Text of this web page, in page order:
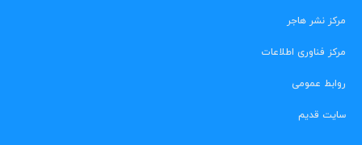
مرکز نشر هاجر
مرکز فناوری اطلاعات
روابط عمومی
سایت قدیم